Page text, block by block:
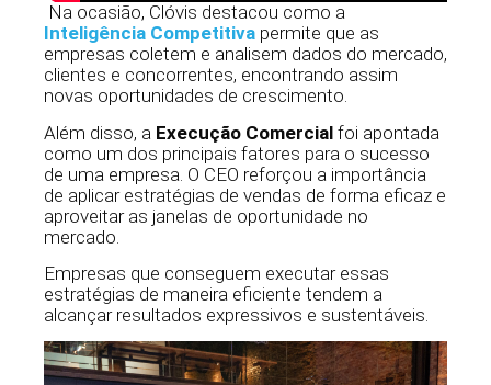
Na ocasião, Clóvis destacou como a
Inteligência Competitiva permite que as
empresas coletem e analisem dados do mercado,
clientes e concorrentes, encontrando assim
novas oportunidades de crescimento.
Além disso, a Execução Comercial foi apontada
como um dos principais fatores para o sucesso
de uma empresa. O CEO reforçou a importância
de aplicar estratégias de vendas de forma eficaz e
aproveitar as janelas de oportunidade no
mercado.
Empresas que conseguem executar essas
estratégias de maneira eficiente tendem a
alcançar resultados expressivos e sustentáveis.